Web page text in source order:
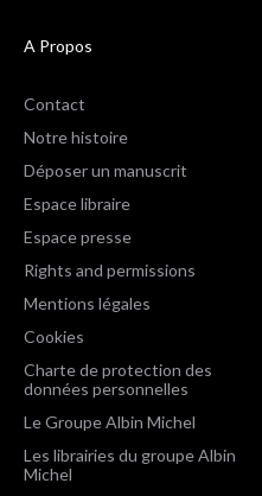
A Propos
Contact
Notre histoire
Déposer un manuscrit
Espace libraire
Espace presse
Rights and permissions
Mentions légales
Cookies
Charte de protection des
données personnelles
Le Groupe Albin Michel
Les librairies du groupe Albin
Michel